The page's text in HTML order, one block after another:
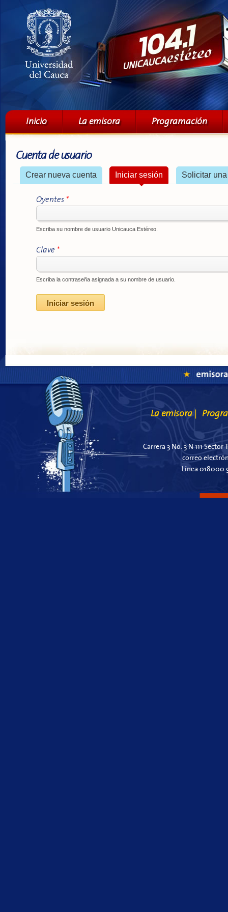
Menú principal
Inicio La emisora Programación
Cuenta de usuario
Solapas principales
Crear nueva cuenta Iniciar sesión (solapa activa)
Solicitar
Oyentes *
Escriba su nombre de usuario Unicauca Estéreo.
Clave *
Escriba la contraseña asignada a su nombre de usuario.
La emisora
Carrera 3 No. 3 N 111
correo
Línea 018000